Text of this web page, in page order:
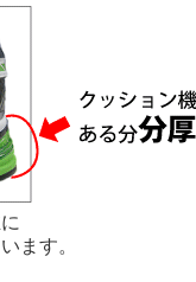
ます。